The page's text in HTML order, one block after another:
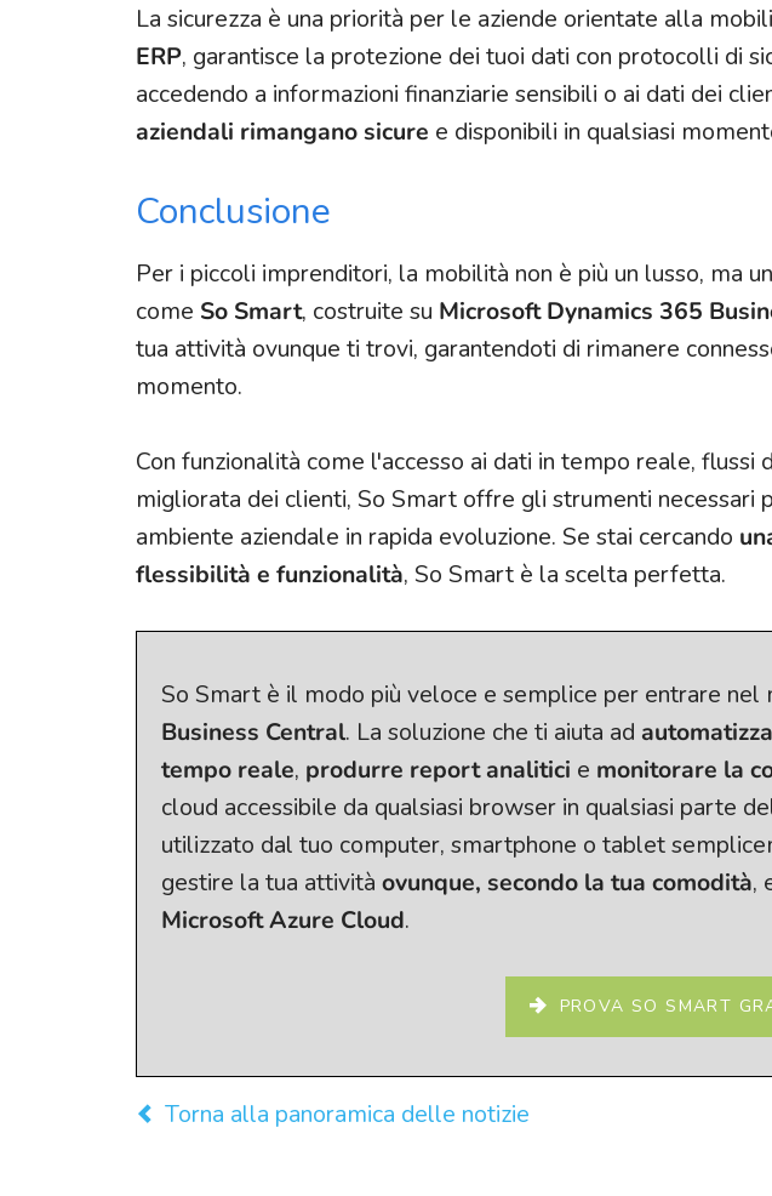
La sicurezza è una priorità per le aziende orientate alla
ERP, garantisce la protezione dei tuoi dati con protocolli di
accedendo a informazioni finanziarie sensibili o ai dati dei
aziendali rimangano sicure e disponibili in qualsiasi
Conclusione
Per i piccoli imprenditori, la mobilità non è più un lusso, ma
come So Smart, costruite su Microsoft Dynamics 365
tua attività ovunque ti trovi, garantendoti di rimanere
momento.
Con funzionalità come l'accesso ai dati in tempo reale, flussi
migliorata dei clienti, So Smart offre gli strumenti necessari
ambiente aziendale in rapida evoluzione. Se stai cercando
flessibilità e funzionalità, So Smart è la scelta perfetta.
So Smart è il modo più veloce e semplice per entrare nel
Business Central. La soluzione che ti aiuta ad
tempo reale, produrre report analitici e monitorare la
cloud accessibile da qualsiasi browser in qualsiasi parte
utilizzato dal tuo computer, smartphone o tablet
gestire la tua attività ovunque, secondo la tua comodità,
Microsoft Azure Cloud.
PROVA SO SMART
Torna alla panoramica delle notizie